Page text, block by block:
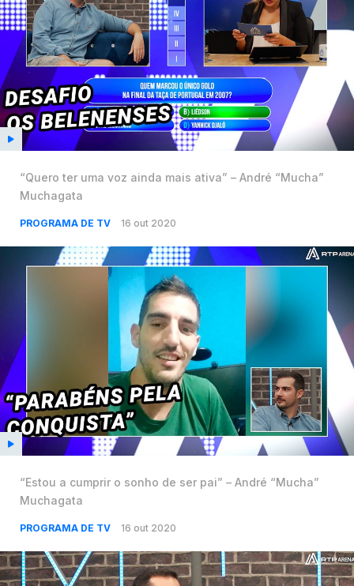
“Quero ter uma voz ainda mais ativa” – André “Mucha”
Muchagata
PROGRAMA DE TV 16 out 2020
“Estou a cumprir o sonho de ser pai” – André “Mucha”
Muchagata
PROGRAMA DE TV 16 out 2020